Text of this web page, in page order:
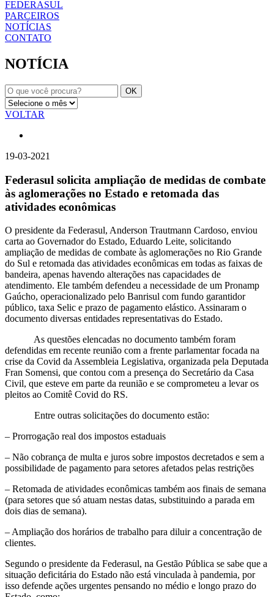
FEDERASUL
PARCEIROS
NOTÍCIAS
CONTATO
NOTÍCIA
VOLTAR
19-03-2021
Federasul solicita ampliação de medidas de combate
às aglomerações no Estado e retomada das
atividades econômicas
O presidente da Federasul, Anderson Trautmann Cardoso, enviou
carta ao Governador do Estado, Eduardo Leite, solicitando
ampliação de medidas de combate às aglomerações no Rio Grande
do Sul e retomada das atividades econômicas em todas as faixas de
bandeira, apenas havendo alterações nas capacidades de
atendimento. Ele também defendeu a necessidade de um Pronamp
Gaúcho, operacionalizado pelo Banrisul com fundo garantidor
público, taxa Selic e prazo de pagamento elástico. Assinaram o
documento diversas entidades representativas do Estado.
As questões elencadas no documento também foram
defendidas em recente reunião com a frente parlamentar focada na
crise da Covid da Assembleia Legislativa, organizada pela Deputada
Fran Somensi, que contou com a presença do Secretário da Casa
Civil, que esteve em parte da reunião e se comprometeu a levar os
pleitos ao Comitê Covid do RS.
Entre outras solicitações do documento estão:
– Prorrogação real dos impostos estaduais
– Não cobrança de multa e juros sobre impostos decretados e sem a
possibilidade de pagamento para setores afetados pelas restrições
– Retomada de atividades econômicas também aos finais de semana
(para setores que só atuam nestas datas, substituindo a parada em
dois dias de semana).
– Ampliação dos horários de trabalho para diluir a concentração de
clientes.
Segundo o presidente da Federasul, na Gestão Pública se sabe que a
situação deficitária do Estado não está vinculada à pandemia, por
isso defende ações urgentes pensando no médio e longo prazo do